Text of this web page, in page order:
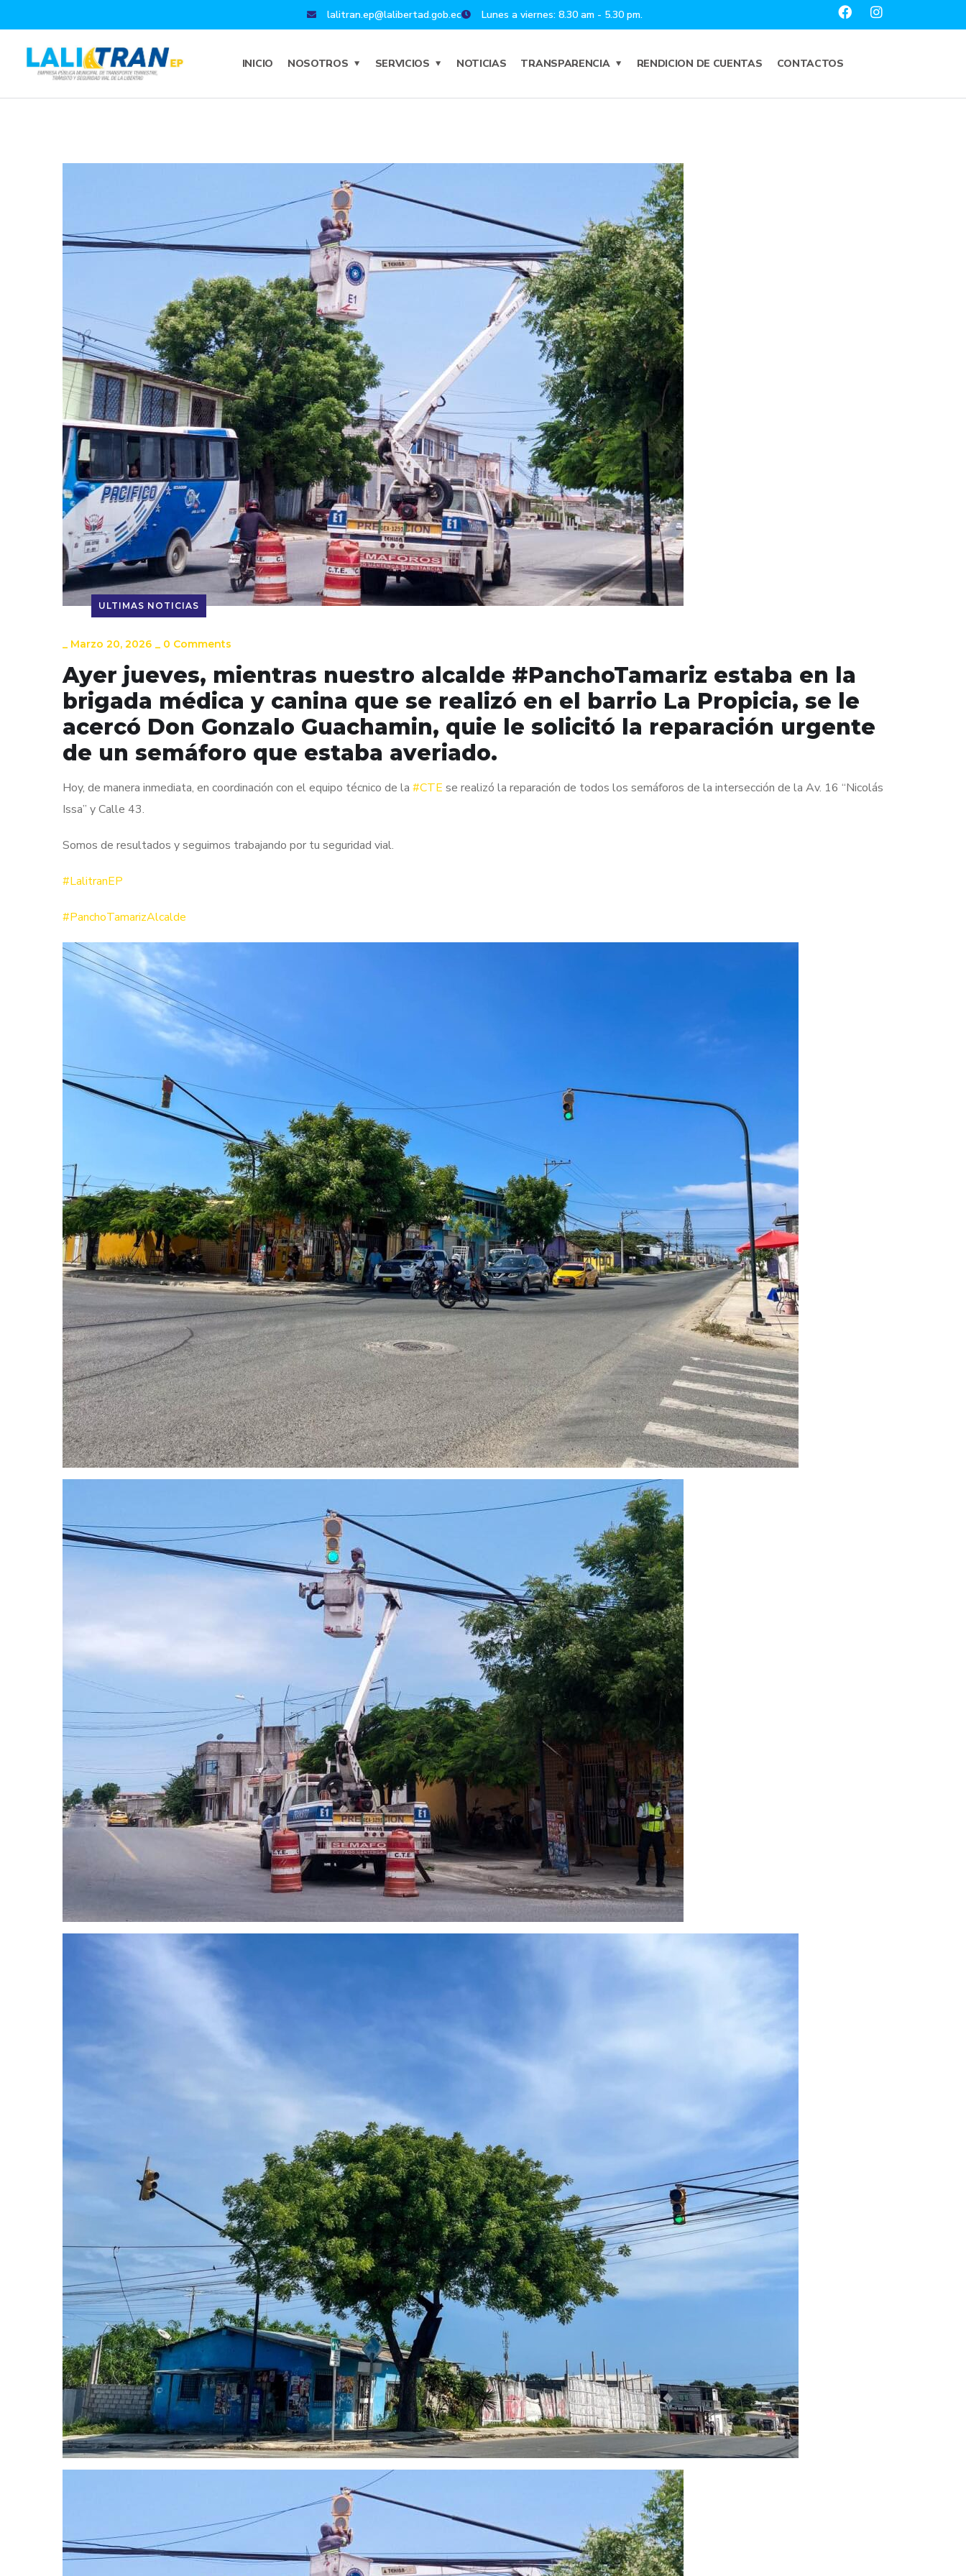
lalitran.ep@lalibertad.gob.ec Lunes a viernes: 8.30 am - 5.30 pm.
INICIO NOSOTROS SERVICIOS NOTICIAS TRANSPARENCIA RENDICION DE CUENTAS CONTACTOS
ULTIMAS NOTICIAS
_ Marzo 20, 2026 _ 0 Comments
Ayer jueves, mientras nuestro alcalde #PanchoTamariz estaba en la
brigada médica y canina que se realizó en el barrio La Propicia, se le
acercó Don Gonzalo Guachamin, quie le solicitó la reparación urgente
de un semáforo que estaba averiado.
Hoy, de manera inmediata, en coordinación con el equipo técnico de la #CTE se realizó la reparación de todos los semáforos de la intersección de la Av. 16 “Nicolás
Issa” y Calle 43.
Somos de resultados y seguimos trabajando por tu seguridad vial.
#LalitranEP
#PanchoTamarizAlcalde